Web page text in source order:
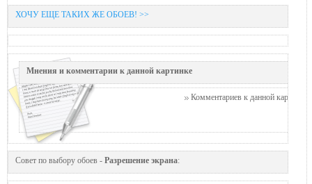
ХОЧУ ЕЩЕ ТАКИХ ЖЕ ОБОЕВ! >>
Мнения и комментарии к данной картинке
Комментариев к данной картинке
Совет по выбору обоев - Разрешение экрана: